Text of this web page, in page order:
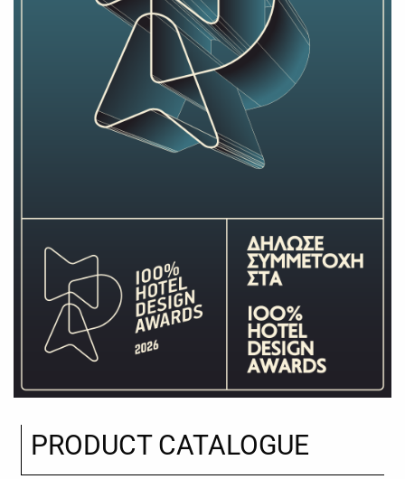
PRODUCT CATALOGUE